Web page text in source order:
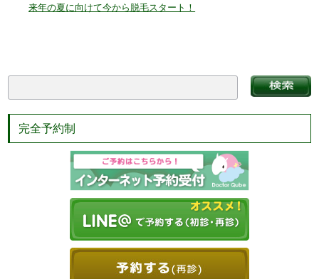
来年の夏に向けて今から脱毛スタート！
完全予約制